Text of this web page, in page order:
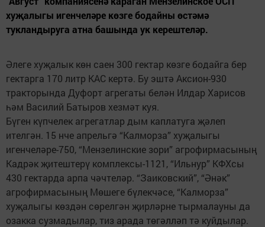
хуҗалыгы игенчеләре көзге бодайны өстәмә
тукландыруга атна башында ук керештеләр.
Әлеге хуҗалык көн саен 300 гектар көзге бодайга бер
гектарга 170 литр КАС кертә. Бу эштә Аксион-930
тракторында Дуфорт агрегаты белән Илдар Харисов
һәм Василий Батыров хезмәт куя.
Бүген күпчелек агрегатлар дым каплатуга җәлеп
ителгән. 15 нче апрельгә “Калморза” хуҗалыгы
игенчеләре-750, “Мензелинские зори” агрофирмасының
Кадрәк җитештерү комплексы-1121, “Ильнур” КФХсы
430 гектарда арпа чәчтеләр. “Заиковский”, “Әнәк”
агрофирмасының Мөшеге бүлекчәсе, “Калморза”
хуҗалыгы көздән сөрелгән җирләрне тырмалауны да
озакка сузмадылар, тиз арада төгәлләп тә куйдылар.